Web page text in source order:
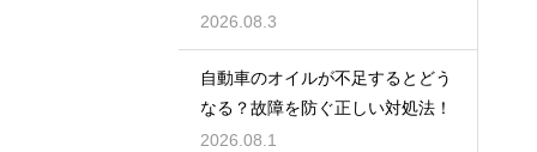
解説
2026.08.3
自動車のオイルが不足するとどう
なる？故障を防ぐ正しい対処法！
2026.08.1